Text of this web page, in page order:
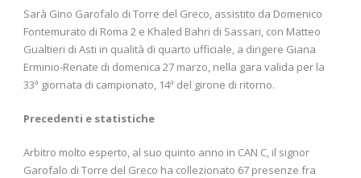
Sarà Gino Garofalo di Torre del Greco, assistito da Domenico
Fontemurato di Roma 2 e Khaled Bahri di Sassari, con Matteo
Gualtieri di Asti in qualità di quarto ufficiale, a dirigere Giana
Erminio-Renate di domenica 27 marzo, nella gara valida per la
33ª giornata di campionato, 14ª del girone di ritorno.
Precedenti e statistiche
Arbitro molto esperto, al suo quinto anno in CAN C, il signor
Garofalo di Torre del Greco ha collezionato 67 presenze fra